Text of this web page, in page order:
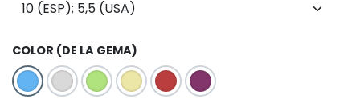
COLOR (DE LA GEMA)